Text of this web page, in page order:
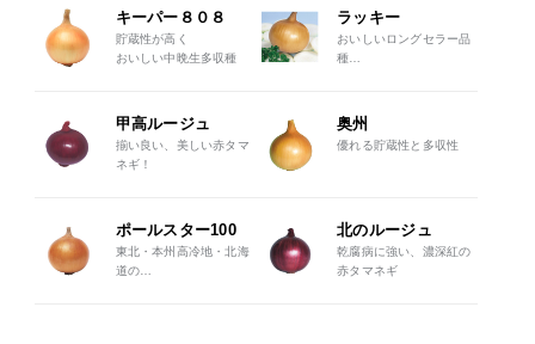
キーパー８０８
貯蔵性が高く
おいしい中晩生多収種
ラッキー
おいしいロングセラー品
種
甲高ルージュ
揃い良い、美しい赤タマ
ネギ！
奥州
優れる貯蔵性と多収性
ポールスター100
東北・本州高冷地・北海
道の
北のルージュ
乾腐病に強い、濃深紅の
赤タマネギ